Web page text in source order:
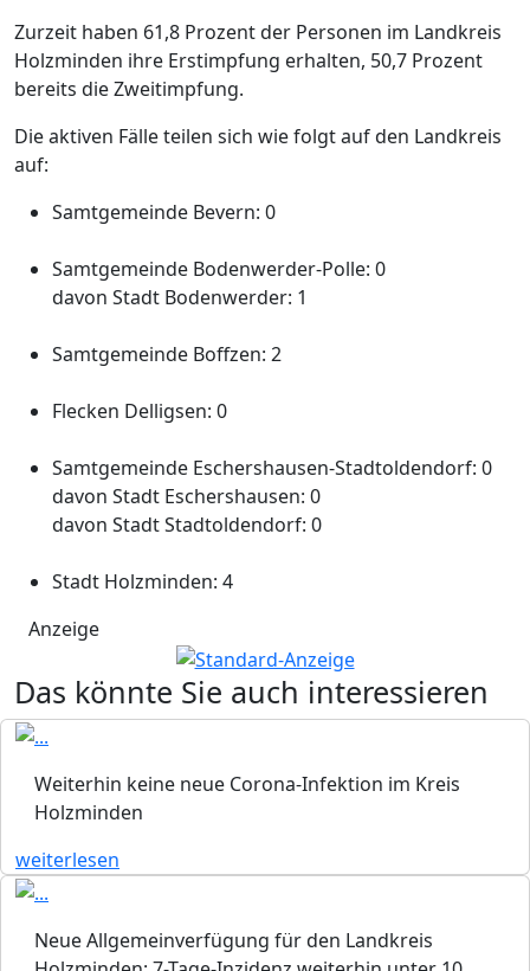
Zurzeit haben 61,8 Prozent der Personen im Landkreis
Holzminden ihre Erstimpfung erhalten, 50,7 Prozent
bereits die Zweitimpfung.
Die aktiven Fälle teilen sich wie folgt auf den Landkreis
auf:
Samtgemeinde Bevern: 0
Samtgemeinde Bodenwerder-Polle: 0
davon Stadt Bodenwerder: 1
Samtgemeinde Boffzen: 2
Flecken Delligsen: 0
Samtgemeinde Eschershausen-Stadtoldendorf: 0
davon Stadt Eschershausen: 0
davon Stadt Stadtoldendorf: 0
Stadt Holzminden: 4
Anzeige
Das könnte Sie auch interessieren
Weiterhin keine neue Corona-Infektion im Kreis
Holzminden
weiterlesen
Neue Allgemeinverfügung für den Landkreis